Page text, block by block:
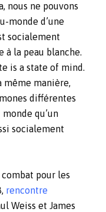
nous ne pouvons
monde d’une
socialement
à la peau blanche.
is a state of mind.
même manière,
différentes
qu’un
socialement
pour les
rencontre
Weiss et James